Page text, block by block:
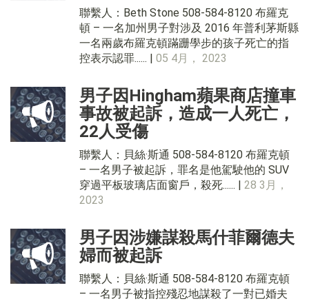
聯繫人：Beth Stone 508-584-8120 布羅克
頓 – 一名加州男子對涉及 2016 年普利茅斯縣
一名兩歲布羅克頓蹣跚學步的孩子死亡的指
控表示認罪...... | 05 4月， 2023
男子因Hingham蘋果商店撞車
事故被起訴，造成一人死亡，
22人受傷
聯繫人：貝絲·斯通 508-584-8120 布羅克頓
– 一名男子被起訴，罪名是他駕駛他的 SUV
穿過平板玻璃店面窗戶，殺死...... | 28 3月，
2023
男子因涉嫌謀殺馬什菲爾德夫
婦而被起訴
聯繫人：貝絲·斯通 508-584-8120 布羅克頓
– 一名男子被指控殘忍地謀殺了一對已婚夫